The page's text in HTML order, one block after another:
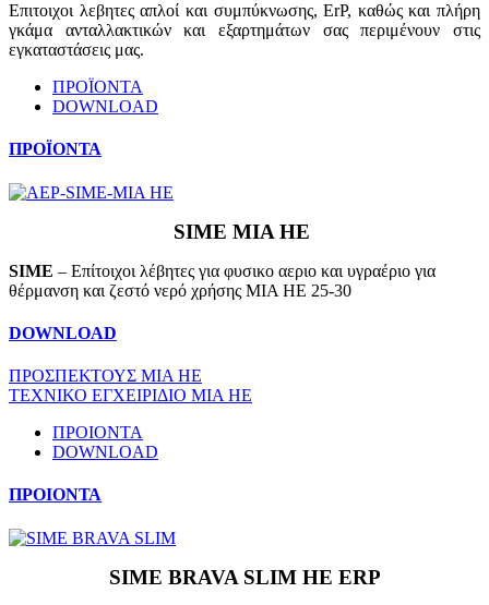
Επιτοιχοι λεβητες απλοί και συμπύκνωσης, ErP, καθώς και πλήρη
γκάμα ανταλλακτικών και εξαρτημάτων σας περιμένουν στις
εγκαταστάσεις μας.
ΠΡΟΪΟΝΤΑ
DOWNLOAD
ΠΡΟΪΟΝΤΑ
SIME MIA HE
SIME – Επίτοιχοι λέβητες για φυσικο αεριο και υγραέριο για
θέρμανση και ζεστό νερό χρήσης MIA HE 25-30
DOWNLOAD
ΠΡΟΣΠΕΚΤΟΥΣ MIA HE
ΤΕΧΝΙΚΟ ΕΓΧΕΙΡΙΔΙΟ MIA HE
ΠΡΟΙΟΝΤΑ
DOWNLOAD
ΠΡΟΙΟΝΤΑ
SIME BRAVA SLIM HE ERP